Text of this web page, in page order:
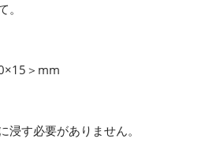
＞mm
浸す必要がありません。